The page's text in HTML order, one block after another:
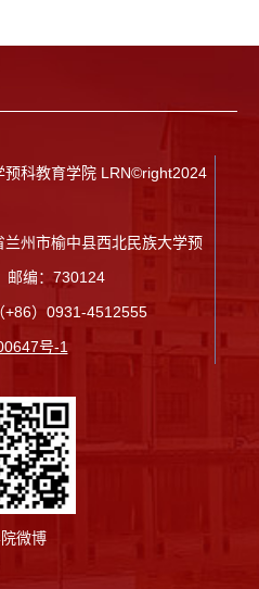
预科教育学院 LRN©right2024
兰州市榆中县西北民族大学预
编：730124
+86）0931-4512555
号-1
微博